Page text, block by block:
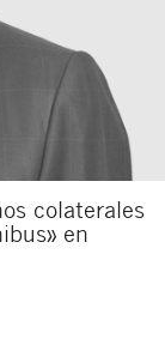
colaterales
en
nuevos
de esta
web.
siguiente
del tratamiento
solicitud. Tiene
como otros